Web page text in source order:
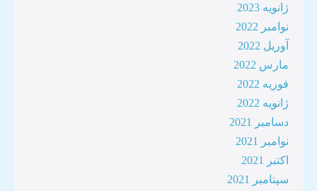
ژانویه 2023
نوامبر 2022
آوریل 2022
مارس 2022
فوریه 2022
ژانویه 2022
دسامبر 2021
نوامبر 2021
اکتبر 2021
سپتامبر 2021